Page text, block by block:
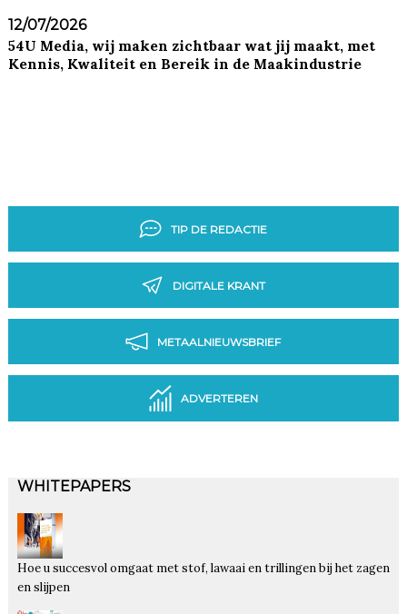
12/07/2026
54U Media, wij maken zichtbaar wat jij maakt, met
Kennis, Kwaliteit en Bereik in de Maakindustrie
TIP DE REDACTIE
DIGITALE KRANT
METAALNIEUWSBRIEF
ADVERTEREN
WHITEPAPERS
Hoe u succesvol omgaat met stof, lawaai en trillingen bij het zagen
en slijpen